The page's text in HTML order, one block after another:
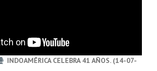
INDOAMÉRICA CELEBRA 41 AÑOS. (14-07-